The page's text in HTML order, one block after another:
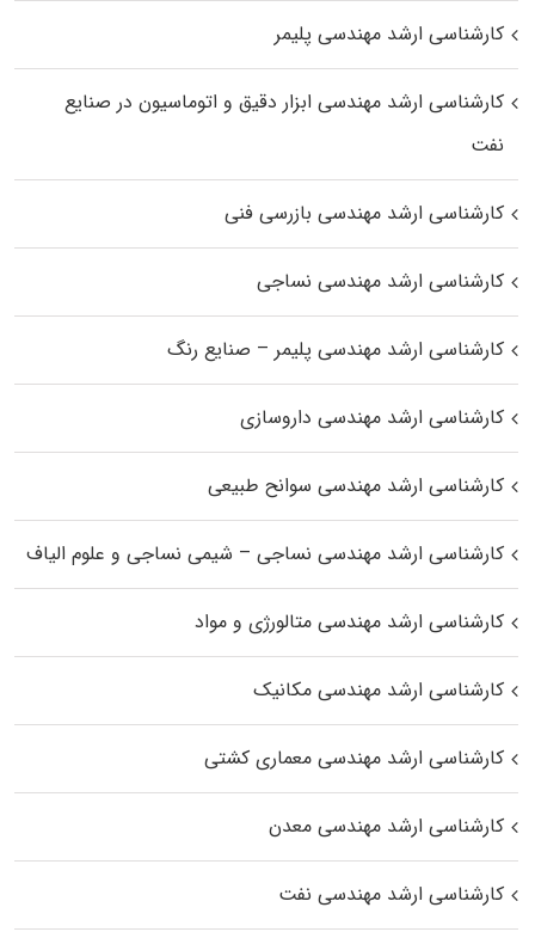
کارشناسی ارشد مهندسی پلیمر
کارشناسی ارشد مهندسی ابزار دقیق و اتوماسیون در صنایع
نفت
کارشناسی ارشد مهندسی بازرسی فنی
کارشناسی ارشد مهندسی نساجی
کارشناسی ارشد مهندسی پلیمر – صنایع رنگ
کارشناسی ارشد مهندسی داروسازی
کارشناسی ارشد مهندسی سوانح طبیعی
کارشناسی ارشد مهندسی نساجی – شیمی نساجی و علوم الیاف
کارشناسی ارشد مهندسی متالورژی و مواد
کارشناسی ارشد مهندسی مکانیک
کارشناسی ارشد مهندسی معماری کشتی
کارشناسی ارشد مهندسی معدن
کارشناسی ارشد مهندسی نفت